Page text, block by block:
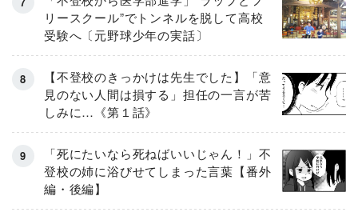
リースクール”でトンネルを脱して高校
受験へ〔元野球少年の実話〕
【不登校のきっかけは先生でした】「意
見のない人間は損する」担任の一言が苦
しみに…《第１話》
「死にたいなら死ねばいいじゃん！」不
登校の姉に浴びせてしまった言葉【番外
編・後編】